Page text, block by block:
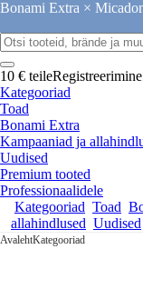
Bonami Extra ×
10 € teileRegistreerimine
Kategooriad
Toad
Bonami Extra
Kampaaniad ja
Uudised
Premium tooted
Professionaalidele
Kategooriad Toad
allahindlused Uudised
AvalehtKategooriad